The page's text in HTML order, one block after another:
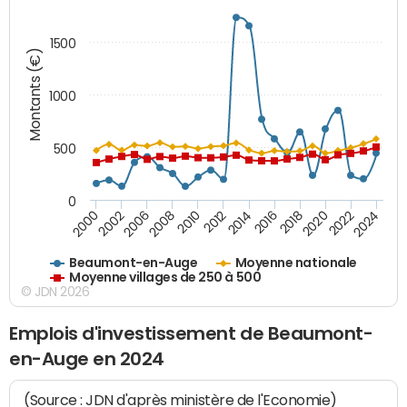
Montants (€)
Beaumont-en-Auge
Moyenne nationale
Moyenne villages de 250 à 500
200020022006200820102012201420162018202020222024
0
500
1000
1500
© JDN 2026
Emplois d'investissement de Beaumont-
en-Auge en 2024
(Source : JDN d'après ministère de l'Economie)